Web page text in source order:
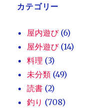
カテゴリー
屋内遊び(6)
屋外遊び(14)
料理 (3)
未分類 (49)
読書 (2)
釣り (708)